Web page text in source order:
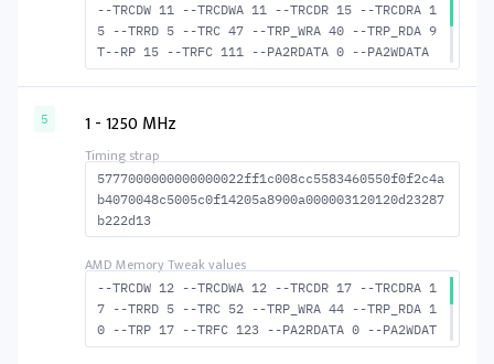
--TRCDW 11 --TRCDWA 11 --TRCDR 15 --TRCDRA 1
5 --TRRD 5 --TRC 47 --TRP_WRA 40 --TRP_RDA 9
T--RP 15 --TRFC 111 --PA2RDATA 0 --PA2WDATA
0 --TFAW 8 --TCRCRL 2 --TCRCWL 5 --TFAW32 6
CTWR 36 --RAS2RAS 111 --RP 30 --WRPLUSRP 41
5 1 - 1250 MHz
5777000000000000022ff1c008cc5583460550f0f2c4a
b4070048c5005c0f14205a8900a000003120120d23287
b222d13
--TRCDW 12 --TRCDWA 12 --TRCDR 17 --TRCDRA 1
7 --TRRD 5 --TRC 52 --TRP_WRA 44 --TRP_RDA 1
0 --TRP 17 --TRFC 123 --PA2RDATA 0 --PA2WDAT
A 0 --TFAW 8 --TCRCRL 2 --TCRCWL 5 --TFAW32